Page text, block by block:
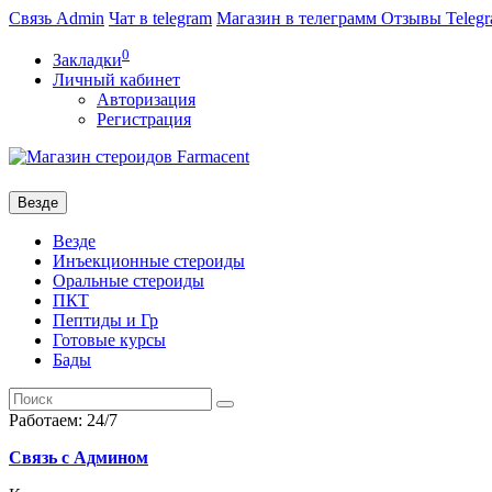
Связь Admin Чат в telegram Магазин в телеграмм Отзывы
Закладки0
Личный кабинет
Авторизация
Регистрация
Везде
Везде
Инъекционные стероиды
Оральные стероиды
ПКТ
Пептиды и Гр
Готовые курсы
Бады
Работаем: 24/7
Связь с Админом